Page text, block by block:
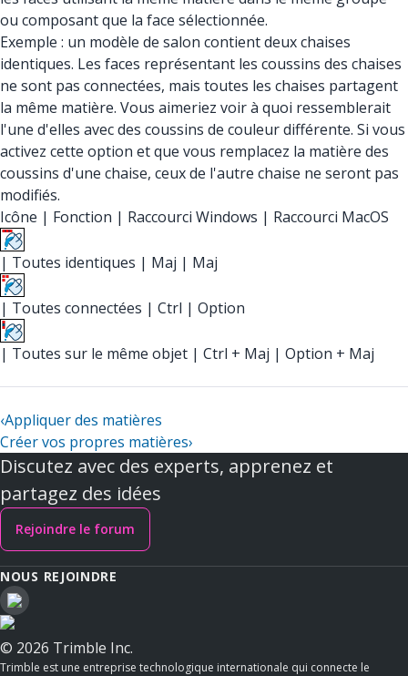
ou composant que la face sélectionnée.
Exemple : un modèle de salon contient deux chaises
identiques. Les faces représentant les coussins des chaises
ne sont pas connectées, mais toutes les chaises partagent
la même matière. Vous aimeriez voir à quoi ressemblerait
l'une d'elles avec des coussins de couleur différente. Si vous
activez cette option et que vous remplacez la matière des
coussins d'une chaise, ceux de l'autre chaise ne seront pas
modifiés.
Icône | Fonction | Raccourci Windows | Raccourci MacOS
| Toutes identiques | Maj | Maj
| Toutes connectées | Ctrl | Option
| Toutes sur le même objet | Ctrl + Maj | Option + Maj
‹Appliquer des matières
Créer vos propres matières›
Discutez avec des experts, apprenez et
partagez des idées
Rejoindre le forum
NOUS REJOINDRE
© 2026 Trimble Inc.
Trimble est une entreprise technologique internationale qui connecte le